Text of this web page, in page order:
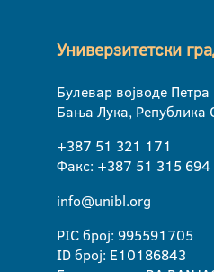
Универзитетски
Булевар војводе Петра
Бања Лука, Република
+387 51 321 171
Факс: +387 51 315 694
info@unibl.org
PIC број: 995591705
ID број: E10186843